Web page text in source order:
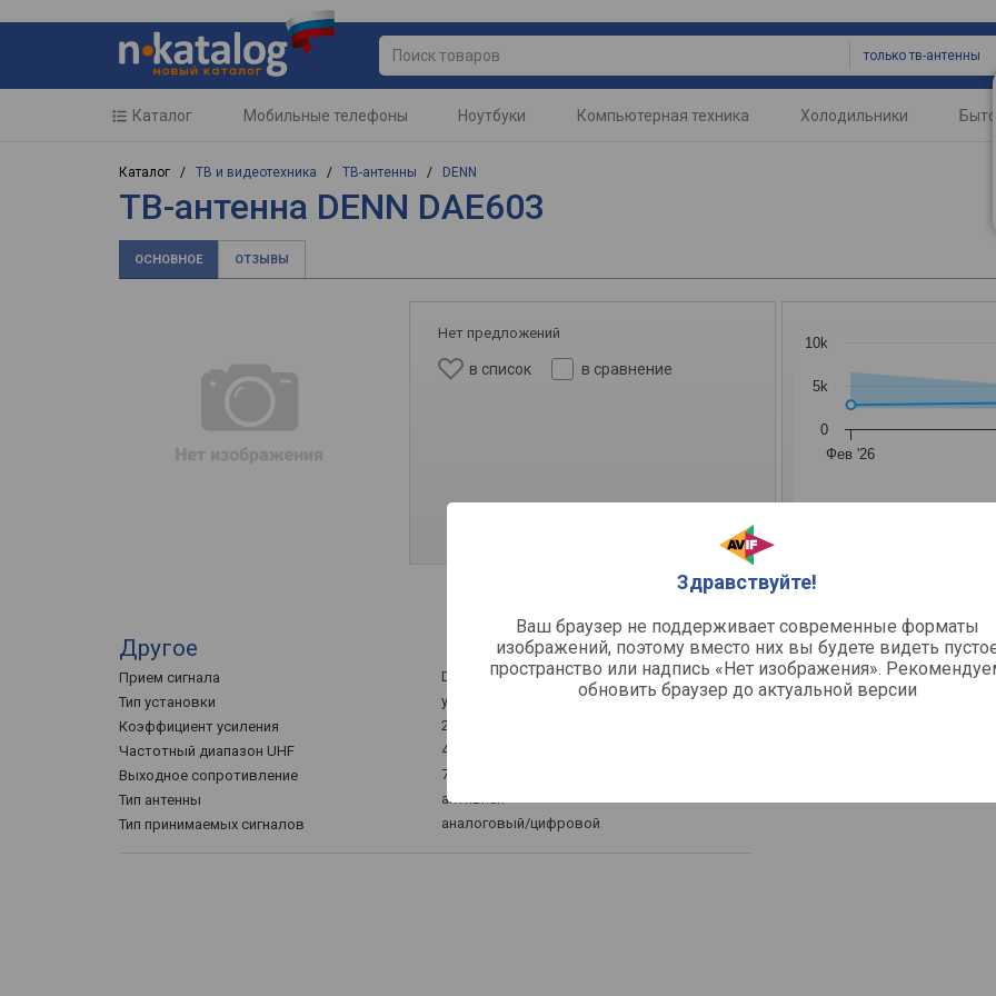
только тв-антенны
Здравствуйте!
Ваш браузер не поддерживает современные форматы
изображений, поэтому вместо них вы будете видеть
пространство или надпись «Нет изображения».
обновить браузер до актуальной версии
Каталог Мобильные телефоны Ноутбуки Компьютерная техника Холодильники
Каталог / ТВ и видеотехника / ТВ-антенны / DENN
ТВ-антенна DENN DAE603
ОСНОВНОЕ ОТЗЫВЫ
Нет предложений
в список в сравнение
Фев '26
0
5k
10k
Другое
Прием сигнала
DVB-T/T2, ISDB-T, DMB-T/H
Тип установки
уличная
Коэффициент усиления
20 дБ
Частотный диапазон UHF
470 – 862 МГц
Выходное сопротивление
75 Ом
Тип антенны
активная
Тип принимаемых сигналов
аналоговый/цифровой